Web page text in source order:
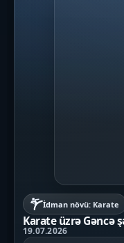
İdman növü: Karate
Karate üzrə Gəncə
19.07.2026